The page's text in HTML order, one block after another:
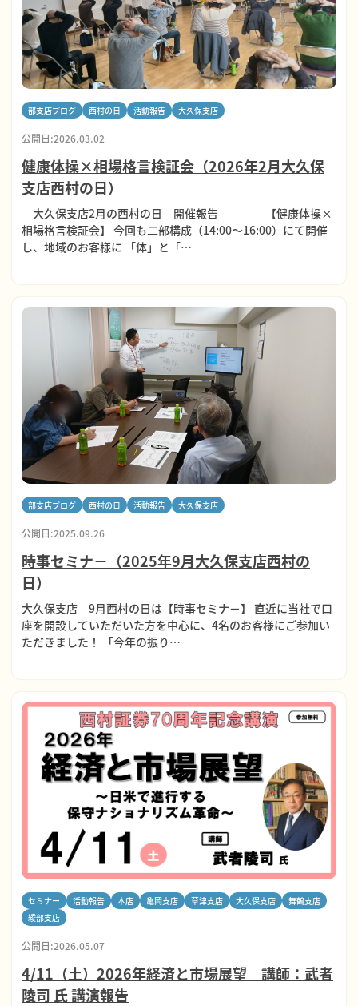
部支店ブログ 西村の日 活動報告 大久保支店
公開日:2026.03.02
健康体操×相場格言検証会（2026年2月大久保
支店西村の日）
大久保支店2月の西村の日 開催報告 【健康体操×
相場格言検証会】 今回も二部構成（14:00～16:00）にて開催
し、地域のお客様に 「体」と「…
部支店ブログ 西村の日 活動報告 大久保支店
公開日:2025.09.26
時事セミナ－（2025年9月大久保支店西村の
日）
大久保支店 9月西村の日は【時事セミナ－】 直近に当社で口
座を開設していただいた方を中心に、4名のお客様にご参加い
ただきました！ 「今年の振り…
セミナー 活動報告 本店 亀岡支店 草津支店 大久保支店
舞鶴支店
綾部支店
公開日:2026.05.07
4/11（土）2026年経済と市場展望 講師：武者
陵司 氏 講演報告